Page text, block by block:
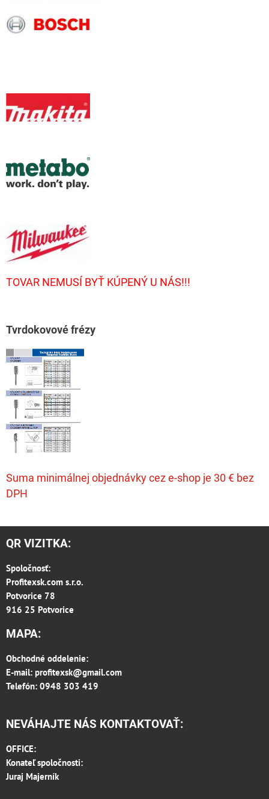
TOVAR NEMUSÍ BYŤ KÚPENÝ U NÁS!!!
Tvrdokovové frézy
Suma minimálnej objednávky cez e-shop je 30 € bez
DPH
QR VIZITKA:
Spoločnosť:
Profitexsk.com s.r.o.
Potvorice 78
916 25 Potvorice
MAPA:
Obchodné oddelenie:
E-mail: profitexsk@gmail.com
Telefón: 0948 303 419
NEVÁHAJTE NÁS KONTAKTOVAŤ:
OFFICE:
Konateľ spoločnosti:
Juraj Majerník